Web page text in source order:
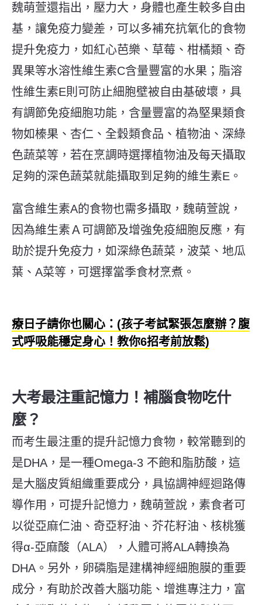
魏萌萱還指出，壓力大，身體也產生較多自由
基，讓免疫力變差，可以多補充抗氧化的食物
提升免疫力，如紅心芭樂、草莓、柑橘類、奇
異果等水溶性維生素C含量豐富的水果；脂溶
性維生素E則可防止細胞壁被自由基破壞，具
有調節免疫細胞功能，含量豐富的為堅果類食
物如榛果、杏仁、全穀類食品、植物油、深綠
色蔬菜等，若在烹調時選擇植物油及每天攝取
足夠的深色蔬菜就能攝取到足夠的維生素E。
富含維生素A的食物也需多攝取，魏萌萱說，
因為維生素Ａ可調節及增強免疫細胞反應，有
助於提升免疫力，如深綠色蔬菜，波菜、地瓜
葉、A菜等，可選擇當季食材烹煮。
療日子請你也關心：(孩子考試緊張怎麼辦？腹
式呼吸能穩定身心！教你6招考前放鬆)
大考最注重記憶力！補腦食物吃什
麼？
而考生最注重的提升記憶力食物，較常聽到的
是DHA，是一種Omega-3 不飽和脂肪酸，這
是大腦皮質組織重要成分，具協調神經迴路傳
導作用，可提升記憶力，魏萌萱說，素食者可
以從亞麻仁油、奇亞籽油、芥花籽油、核桃獲
得α-亞麻酸（ALA），人體可將ALA轉換為
DHA。另外，卵磷脂是建構神經細胞膜的重要
成分，有助於改善大腦功能、增進專注力，富